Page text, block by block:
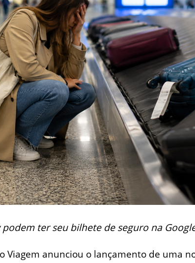
podem ter seu bilhete de seguro na
Viagem anunciou o lançamento de uma